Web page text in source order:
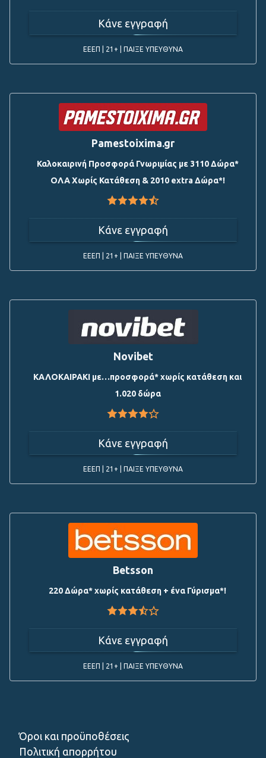
Κάνε εγγραφή
ΕΕΕΠ | 21+ | ΠΑΙΞΕ ΥΠΕΥΘΥΝΑ
Pamestoixima.gr
Καλοκαιρινή Προσφορά Γνωριμίας με 3110 Δώρα*
ΟΛΑ Χωρίς Κατάθεση & 2010 extra Δώρα*!
Κάνε εγγραφή
ΕΕΕΠ | 21+ | ΠΑΙΞΕ ΥΠΕΥΘΥΝΑ
Novibet
ΚΑΛΟΚΑΙΡΑΚΙ με…προσφορά* χωρίς κατάθεση και
1.020 δώρα
Κάνε εγγραφή
ΕΕΕΠ | 21+ | ΠΑΙΞΕ ΥΠΕΥΘΥΝΑ
Betsson
220 Δώρα* χωρίς κατάθεση + ένα Γύρισμα*!
Κάνε εγγραφή
ΕΕΕΠ | 21+ | ΠΑΙΞΕ ΥΠΕΥΘΥΝΑ
Όροι και προϋποθέσεις
Πολιτική απορρήτου